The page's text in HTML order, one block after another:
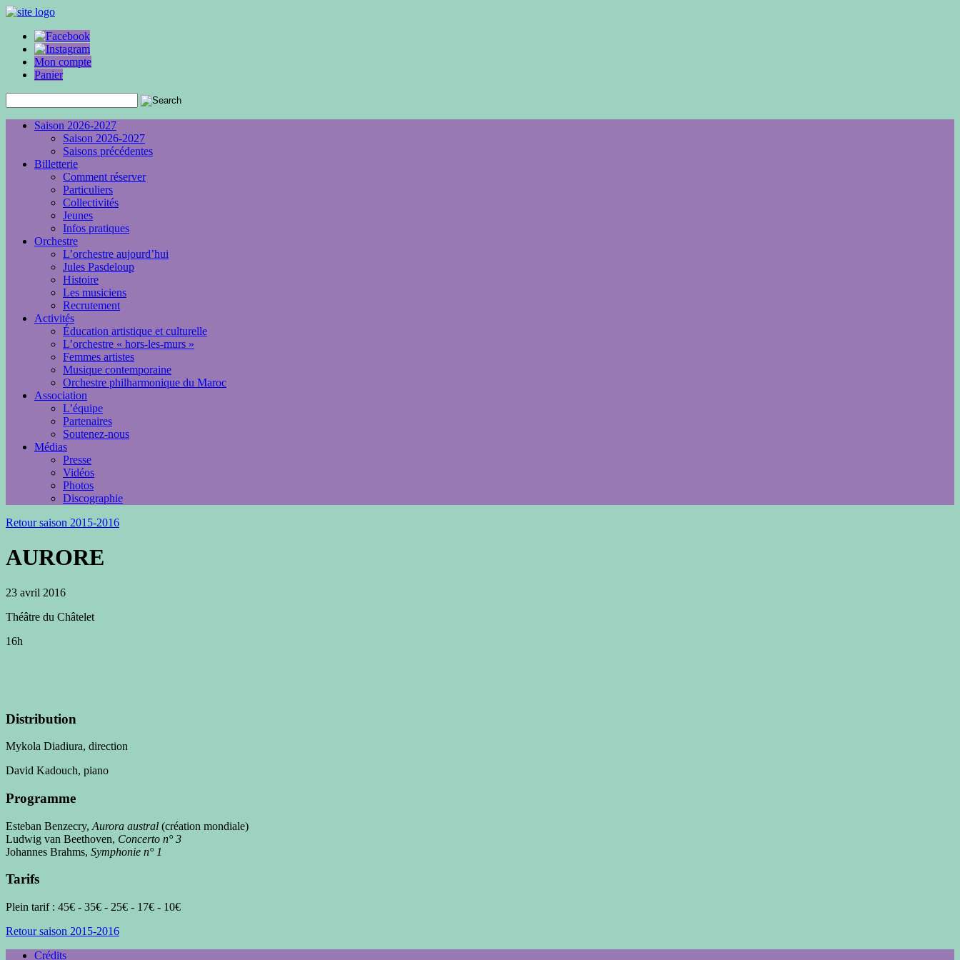
Mon compte
Panier
Saison 2026-2027
Saison 2026-2027
Saisons précédentes
Billetterie
Comment réserver
Particuliers
Collectivités
Jeunes
Infos pratiques
Orchestre
L’orchestre aujourd’hui
Jules Pasdeloup
Histoire
Les musiciens
Recrutement
Activités
Éducation artistique et culturelle
L’orchestre « hors-les-murs »
Femmes artistes
Musique contemporaine
Orchestre philharmonique du Maroc
Association
L’équipe
Partenaires
Soutenez-nous
Médias
Presse
Vidéos
Photos
Discographie
Retour saison 2015-2016
AURORE
23 avril 2016
Théâtre du Châtelet
16h
Distribution
Mykola Diadiura, direction
David Kadouch, piano
Programme
Esteban Benzecry, Aurora austral (création mondiale)
Ludwig van Beethoven, Concerto n° 3
Johannes Brahms, Symphonie n° 1
Tarifs
Plein tarif : 45€ - 35€ - 25€ - 17€ - 10€
Retour saison 2015-2016
Crédits